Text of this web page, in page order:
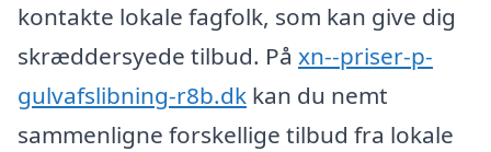
kontakte lokale fagfolk, som kan give dig
skræddersyede tilbud. På xn--priser-p-
gulvafslibning-r8b.dk kan du nemt
sammenligne forskellige tilbud fra lokale